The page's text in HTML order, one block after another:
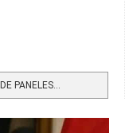
PANELES...